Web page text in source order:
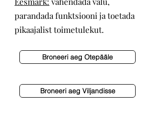
parandada funktsiooni ja toetada
pikaajalist toimetulekut.
Broneeri aeg Otepääle
Broneeri aeg Viljandisse